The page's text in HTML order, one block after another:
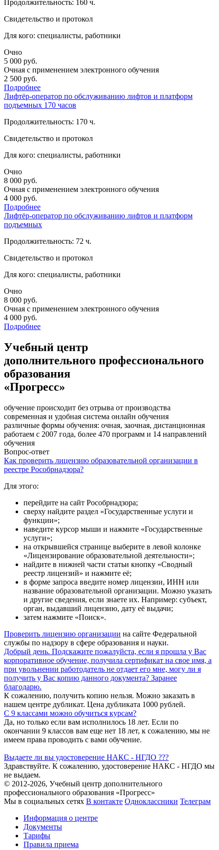
Продолжительность: 160 ч.
Свидетельство и протокол
Для кого: специалисты, работники
Очно
5 000 руб.
Очная с применением электронного обучения
2 500 руб.
Подробнее
Лифтёр-оператор по обслуживанию лифтов и платформ
подъемных 170 часов
Продолжительность: 170 ч.
Свидетельство и протокол
Для кого: специалисты, работники
Очно
8 000 руб.
Очная с применением электронного обучения
4 000 руб.
Подробнее
Лифтёр-оператор по обслуживанию лифтов и платформ
подъемных
Продолжительность: 72 ч.
Свидетельство и протокол
Для кого: специалисты, работники
Очно
8 000 руб.
Очная с применением электронного обучения
4 000 руб.
Подробнее
Учебный центр
дополнительного профессионального
образования
«Прогресс»
обучение происходит без отрыва от производства
современная и удобная система онлайн обучения
различные формы обучения: очная, заочная, дистанционная
работаем с 2007 года, более 470 программ и 14 направлений
обучения
Вопрос-ответ
Как проверить лицензию образовательной организации в
реестре Рособрнадзора?
Для этого:
перейдите на сайт Рособрнадзора;
сверху найдите раздел «Государственные услуги и
функции»;
наведите курсор мыши и нажмите «Государственные
услуги»;
на открывшейся странице выберите в левой колонке
«Лицензирование образовательной деятельности»;
найдите в нижней части статьи кнопку «Сводный
реестр лицензий» и нажмите её;
в форме запроса введите номер лицензии, ИНН или
название образовательной организации. Можно указать
и другие сведения, если знаете их. Например: субъект,
орган, выдавший лицензию, дату её выдачи;
затем нажмите «Поиск».
Проверить лицензию организации на сайте Федеральной
службы по надзору в сфере образования и науки.
Добрый день. Подскажите пожалуйста, если я прошла у Вас
корпоративное обучение, получила сертификат на свое имя, а
при увольнении работодатель не отдает его мне, могу ли я
получить у Вас копию данного документа? Заранее
благодарю.
К сожалению, получить копию нельзя. Можно заказать в
нашем центре дубликат. Цена дубликата 1000 рублей.
С 9 классами можно обучиться курсам?
Да, но только если вам исполнилось 18 лет. Если по
окончании 9 классов вам еще нет 18 лет, к сожалению, мы не
имеем права проводить с вами обучение.
Выдаете ли вы удостоверение НАКС - НГДО ???
Здравствуйте. К сожалению, удостоверение НАКС - НГДО мы
не выдаем.
© 2012-2026, Учебный центр дополнительного
профессионального образования «Прогресс»
Мы в социальных сетях В контакте Одноклассники Телеграм
Информация о центре
Документы
Тарифы
Правила приема